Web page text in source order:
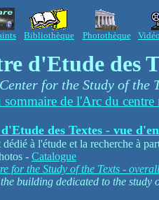
Bibliothèque Photothèque
d'Etude des
Center for the Study of the
sommaire de l'Arc du
des Textes - vue
à l'étude et la recherche à
- Catalogue
for the Study of the Texts -
building dedicated to the study